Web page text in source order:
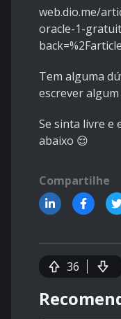
web.dio.me/
oracle-1-
Tem alguma
escrever
Se sinta livre e
abaixo 😌
Compartilhe
36